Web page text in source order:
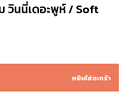
วินนี่เดอะพูห์ / Soft
หยิบใส่ตะกร้า